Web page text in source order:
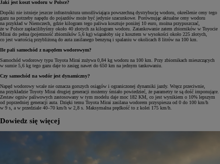
Jaki jest koszt wodoru w Polsce?
Dopóki nie istnieje jeszcze infrastruktura umożliwiająca powszechną dystrybucję wodoru, określenie ceny tego
gazu na potrzeby napędu do pojazdów może być jedynie szacunkowe. Porównując aktualne ceny wodoru
na przykład w Niemczech, gdzie kilogram tego paliwa kosztuje poniżej 10 euro, można przypuszczać,
że w Polsce zapłacilibyśmy około 40 złotych za kilogram wodoru. Zatankowanie zatem zbiorników w Toyocie
Mirai do pełna (pojemność zbiorników 5,6 kg) wiązałoby się z kosztem w wysokości około 225 złotych,
co jest wartością przybliżoną do auta zasilanego benzyną i spalaniu w okolicach 8 litrów na 100 km.
Ile pali samochód z napędem wodorowym?
Samochód wodorowy typu Toyota Mirai zużywa 0,84 kg wodoru na 100 km. Przy zbiornikach mieszczących
w sumie 5,6 kg tego gazu daje to zasięg nawet do 650 km na jednym tankowaniu.
Czy samochód na wodór jest dynamiczny?
Napęd wodorowy wcale nie oznacza gorszych osiągów i ograniczonej dynamiki jazdy. Wręcz przeciwnie,
na przykładzie Toyoty Mirai drugiej generacji możemy śmiało powiedzieć, że parametry te są dość imponujące.
Zestaw ogniw paliwowych zastosowany w tym modelu daje moc 182 KM, co jest wynikiem o 10% lepszym
od poprzedniej generacji auta. Dzięki temu Toyota Mirai zasilana wodorem przyspiesza od 0 do 100 km/h
w 9 s, a w przedziale 40–70 km/h w 2,8 s. Maksymalna prędkość to z kolei 175 km/h.
Dowiedz się więcej